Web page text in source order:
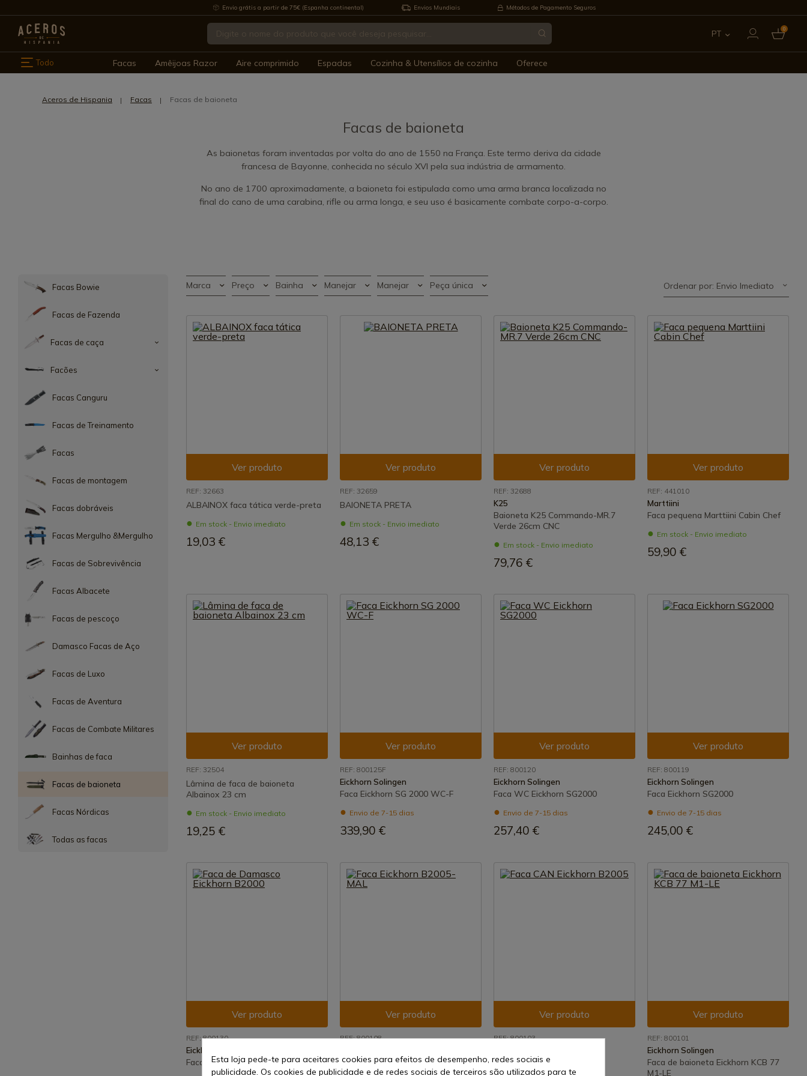
Envio grátis a partir de 75€ (Espanha continental) Envios Mundiais Métodos de Pagamento Seguros
PT 0
Todo Facas Amêijoas Razor Aire comprimido Espadas Cozinha & Utensílios de cozinha Oferece
Aceros de Hispania Facas Facas de baioneta
Facas de baioneta
As baionetas foram inventadas por volta do ano de 1550 na França. Este termo deriva da cidade
francesa de Bayonne, conhecida no século XVI pela sua indústria de armamento.
No ano de 1700 aproximadamente, a baioneta foi estipulada como uma arma branca localizada no
final do cano de uma carabina, rifle ou arma longa, e seu uso é basicamente combate corpo-a-corpo.
Facas Bowie
Facas de Fazenda
Facas de caça
Facões
Facas Canguru
Facas de Treinamento
Facas
Facas de montagem
Facas dobráveis
Facas Mergulho &Mergulho
Facas de Sobrevivência
Facas Albacete
Facas de pescoço
Damasco Facas de Aço
Facas de Luxo
Facas de Aventura
Facas de Combate Militares
Bainhas de faca
Facas de baioneta
Facas Nórdicas
Todas as facas
Marca Preço Bainha Manejar Manejar Peça única Ordenar por: Envio Imediato
Ver produto
REF: 32663
ALBAINOX faca tática verde-preta
Em stock - Envio imediato
19,03 €
Ver produto
REF: 32659
BAIONETA PRETA
Em stock - Envio imediato
48,13 €
Ver produto
REF: 32688
K25
Baioneta K25 Commando-MR.7
Verde 26cm CNC
Em stock - Envio imediato
79,76 €
Ver produto
REF: 441010
Marttiini
Faca pequena Marttiini Cabin Chef
Em stock - Envio imediato
59,90 €
Ver produto
REF: 32504
Lâmina de faca de baioneta
Albainox 23 cm
Em stock - Envio imediato
19,25 €
Ver produto
REF: 800125F
Eickhorn Solingen
Faca Eickhorn SG 2000 WC-F
Envio de 7-15 dias
339,90 €
Ver produto
REF: 800120
Eickhorn Solingen
Faca WC Eickhorn SG2000
Envio de 7-15 dias
257,40 €
Ver produto
REF: 800119
Eickhorn Solingen
Faca Eickhorn SG2000
Envio de 7-15 dias
245,00 €
Ver produto
REF: 800130
Eickhorn Solingen
Faca de Damasco Eickhorn B2000
Ver produto
REF: 800108
Faca Eickhorn B2005-MAL
Ver produto
REF: 800103
Faca CAN Eickhorn B2005
Ver produto
REF: 800101
Eickhorn Solingen
Faca de baioneta Eickhorn KCB 77
M1-LE
Esta loja pede-te para aceitares cookies para efeitos de desempenho, redes sociais e
publicidade. Os cookies de publicidade e de redes sociais de terceiros são utilizados para te